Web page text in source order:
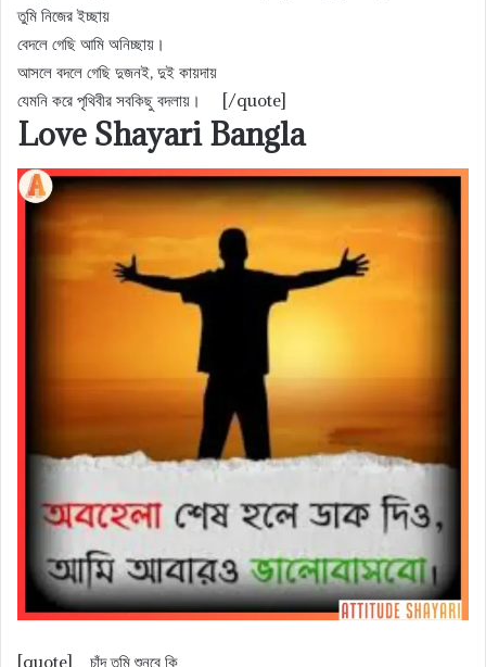
তুমি নিজের ইচ্ছায়
বেদলে গেছি আমি অনিচ্ছায়।
আসলে বদলে গেছি দুজনই, দুই কায়দায়
যেমনি করে পৃথিবীর সবকিছু বদলায়। [/quote]
Love Shayari Bangla
[quote] চাঁদ তুমি শুনবে কি